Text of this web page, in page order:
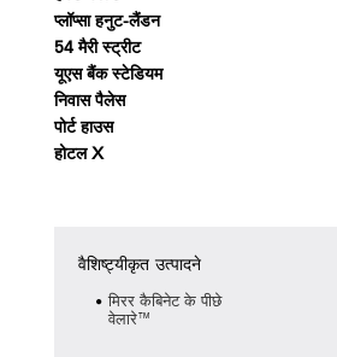
प्लॉप्सा हनुट-लैंडन
54 मैरी स्ट्रीट
यूएस बैंक स्टेडियम
निवास पैलेस
पोर्ट हाउस
होटल X
वैशिष्ट्यीकृत उत्पादने
मिरर कैबिनेट के पीछे
वेलारे™